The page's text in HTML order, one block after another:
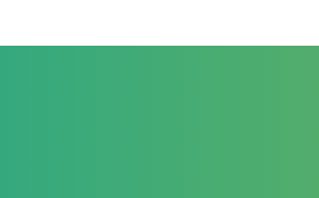
d'autres rouleaux de